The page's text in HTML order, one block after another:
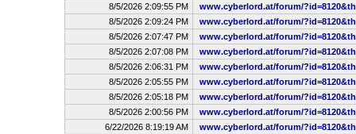
8/5/2026 2:09:55 PM
www.cyberlord.at/forum/
8/5/2026 2:09:24 PM
www.cyberlord.at/forum/
8/5/2026 2:07:47 PM
www.cyberlord.at/forum/
8/5/2026 2:07:08 PM
www.cyberlord.at/forum/
8/5/2026 2:06:31 PM
www.cyberlord.at/forum/
8/5/2026 2:05:55 PM
www.cyberlord.at/forum/
8/5/2026 2:05:18 PM
www.cyberlord.at/forum/
8/5/2026 2:00:56 PM
www.cyberlord.at/forum/
6/22/2026 8:19:19 AM
www.cyberlord.at/forum/